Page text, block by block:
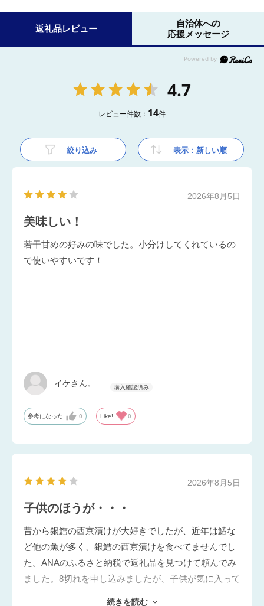
返礼品レビュー
自治体への
応援メッセージ
4.7
レビュー件数： 14件
絞り込み 表示：新しい順
2026年8月5日
美味しい！
若干甘めの好みの味でした。小分けしてくれているの
で使いやすいです！
イケさん。
参考になった 0 Like! 0
2026年8月5日
子供のほうが・・・
昔から銀鱈の西京漬けが大好きでしたが、近年は鰆な
ど他の魚が多く、銀鱈の西京漬けを食べてませんでし
た。ANAのふるさと納税で返礼品を見つけて頼んでみ
ました。8切れを申し込みましたが、子供が気に入って
続きを読む